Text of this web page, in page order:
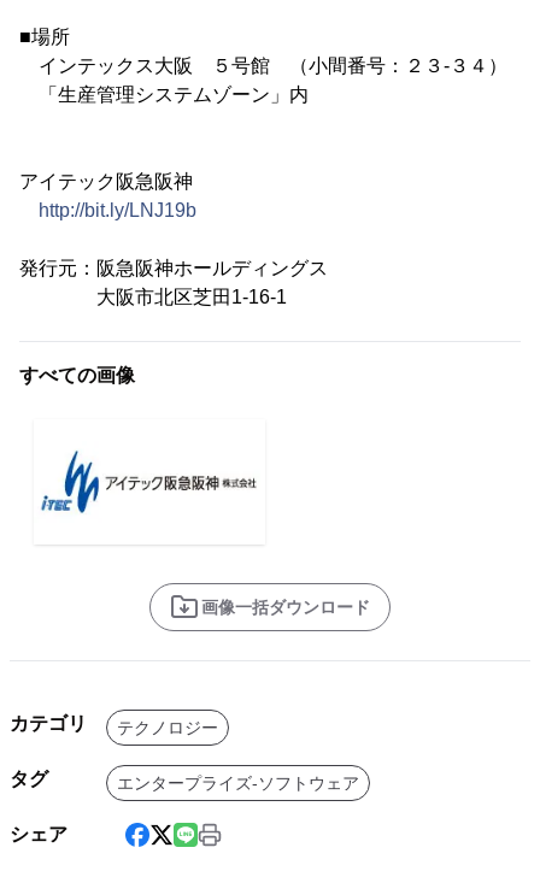
■場所
インテックス大阪 ５号館 （小間番号：２３-３４）
「生産管理システムゾーン」内
アイテック阪急阪神
http://bit.ly/LNJ19b
発行元：阪急阪神ホールディングス
大阪市北区芝田1-16-1
すべての画像
画像一括ダウンロード
カテゴリ テクノロジー
タグ エンタープライズ-ソフトウェア
シェア